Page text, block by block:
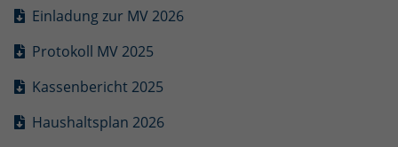
Einladung zur MV 2026
Protokoll MV 2025
Kassenbericht 2025
Haushaltsplan 2026
der Website geht. Die erhobenen Daten
umfassen die Anzahl der Besucher, die
Seiten in anonymisierter Form.